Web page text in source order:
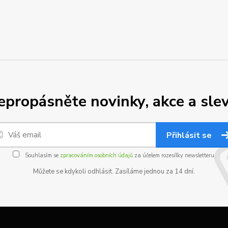
novinky, akce a
Přihlásit se
Souhlasím se zpracováním osobních údajůza účelem rozesílky newsletteru.
Můžete se kdykoli odhlásit. Zasíláme jednou za 14 dní.